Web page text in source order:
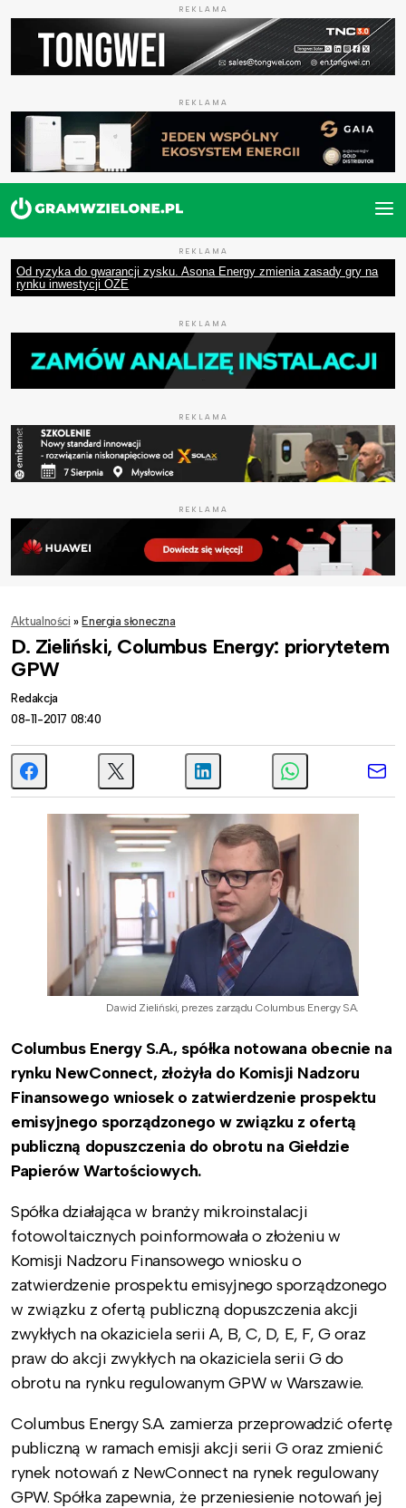
REKLAMA
REKLAMA
REKLAMA
Od ryzyka do gwarancji zysku. Asona Energy zmienia zasady gry na
rynku inwestycji OZE
REKLAMA
REKLAMA
REKLAMA
Aktualności » Energia słoneczna
D. Zieliński, Columbus Energy: priorytetem
GPW
Redakcja
08-11-2017 08:40
Dawid Zieliński, prezes zarządu Columbus Energy SA.
Columbus Energy S.A., spółka notowana obecnie na
rynku NewConnect, złożyła do Komisji Nadzoru
Finansowego wniosek o zatwierdzenie prospektu
emisyjnego sporządzonego w związku z ofertą
publiczną dopuszczenia do obrotu na Giełdzie
Papierów Wartościowych.
Spółka działająca w branży mikroinstalacji
fotowoltaicznych poinformowała o złożeniu w
Komisji Nadzoru Finansowego wniosku o
zatwierdzenie prospektu emisyjnego sporządzonego
w związku z ofertą publiczną dopuszczenia akcji
zwykłych na okaziciela serii A, B, C, D, E, F, G oraz
praw do akcji zwykłych na okaziciela serii G do
obrotu na rynku regulowanym GPW w Warszawie.
Columbus Energy S.A. zamierza przeprowadzić ofertę
publiczną w ramach emisji akcji serii G oraz zmienić
rynek notowań z NewConnect na rynek regulowany
GPW. Spółka zapewnia, że przeniesienie notowań jej